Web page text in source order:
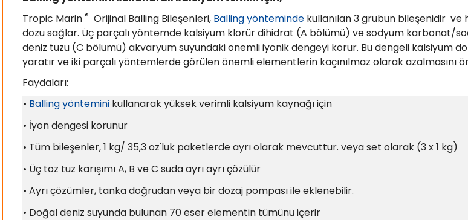
Tropic Marin ® Orijinal Balling Bileşenleri, Balling yönteminde kullanılan 3 grubun bileşenidir
dozu sağlar. Üç parçalı yöntemde kalsiyum klorür dihidrat (A bölümü) ve sodyum karbonat/
deniz tuzu (C bölümü) akvaryum suyundaki önemli iyonik dengeyi korur. Bu dengeli kalsiyum
yaratır ve iki parçalı yöntemlerde görülen önemli elementlerin kaçınılmaz olarak azalmasını
Faydaları:
• Balling yöntemini kullanarak yüksek verimli kalsiyum kaynağı için
• İyon dengesi korunur
• Tüm bileşenler, 1 kg/ 35,3 oz'luk paketlerde ayrı olarak mevcuttur. veya set olarak (3 x 1 kg)
• Üç toz tuz karışımı A, B ve C suda ayrı ayrı çözülür
• Ayrı çözümler, tanka doğrudan veya bir dozaj pompası ile eklenebilir.
• Doğal deniz suyunda bulunan 70 eser elementin tümünü içerir